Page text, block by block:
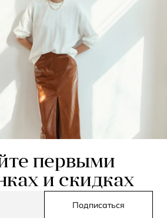
первыми
и скидках
Подписаться